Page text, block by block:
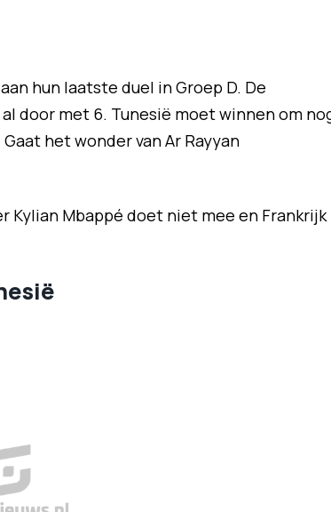
hun laatste duel in Groep D. De
door met 6. Tunesië moet winnen om
het wonder van Ar Rayyan
Mbappé doet niet mee en Frankrijk